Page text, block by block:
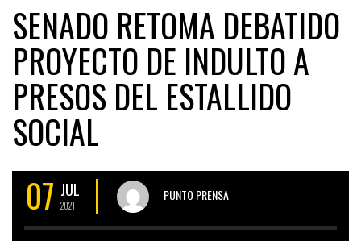
SENADO RETOMA DEBATIDO
PROYECTO DE INDULTO A
PRESOS DEL ESTALLIDO
SOCIAL
07 JUL
2021
PUNTO PRENSA